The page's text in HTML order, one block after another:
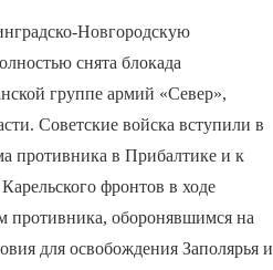
Новгородскую
снята блокада
группе армий «Север»,
Советские войска вступили в
противника в Прибалтике и к
фронтов в ходе
противника, оборонявшимся на
для освобождения Заполярья и